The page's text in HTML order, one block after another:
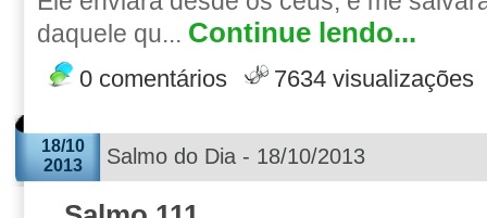
daquele qu... Continue lendo...
0 comentários 7634 visualizações
18/10
2013
Salmo do Dia - 18/10/2013